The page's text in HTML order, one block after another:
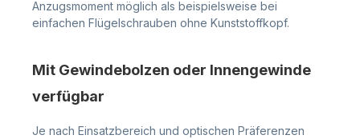
Anzugsmoment möglich als beispielsweise bei
einfachen Flügelschrauben ohne Kunststoffkopf.
Mit Gewindebolzen oder Innengewinde
verfügbar
Je nach Einsatzbereich und optischen Präferenzen